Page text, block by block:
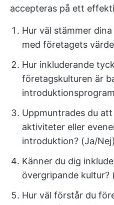
accepteras på ett
Hur väl stämmer
med företagets
Hur inkluderande
företagskulturen är
Uppmuntrades du
aktiviteter eller
introduktion? (Ja/Nej)
Känner du dig
övergripande kultur?
Hur väl förstår du